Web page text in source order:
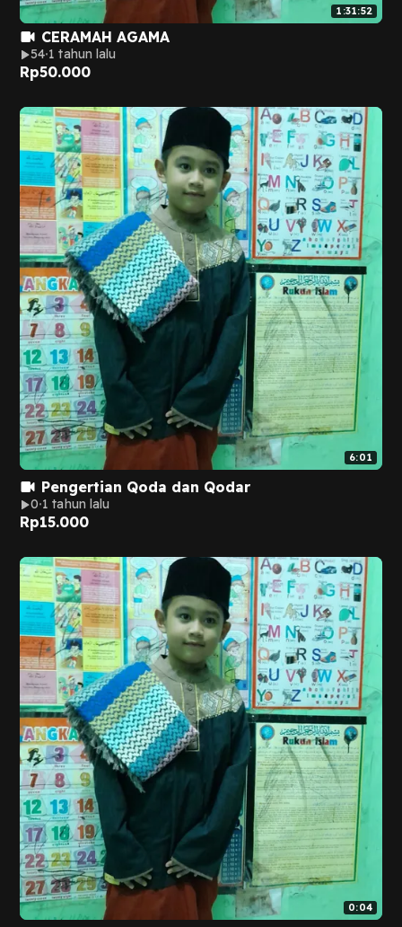
1:31:52
CERAMAH AGAMA
54 1 tahun lalu
Rp50.000
6:01
Pengertian Qoda dan Qodar
0 1 tahun lalu
Rp15.000
0:04